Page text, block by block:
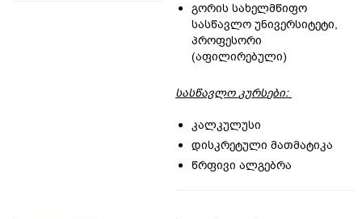
გორის სახელმწიფო
სასწავლო უნივერსიტეტი,
პროფესორი
(აფილირებული)
სასწავლოკურსები:
კალკულუსი
დისკრეტული მათმატიკა
წრფივი ალგებრა